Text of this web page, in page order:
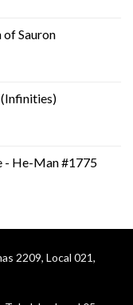
Sauron
(Infinities)
- He-Man #1775
2209, Local 021,